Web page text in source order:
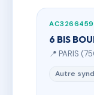
AC3266459
6 BIS
📍 PARIS
Autre